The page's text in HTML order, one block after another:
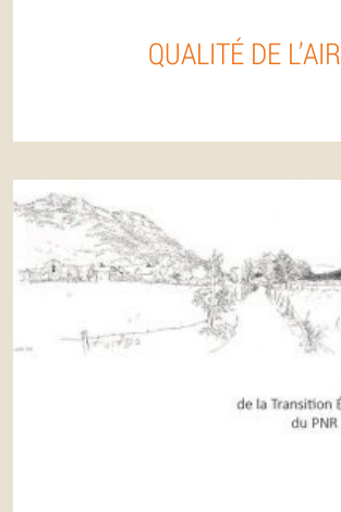
QUALITÉ DE L’AIR